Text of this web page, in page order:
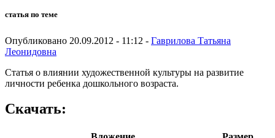
статья по теме
Опубликовано 20.09.2012 - 11:12 - Гаврилова Татьяна
Леонидовна
Статья о влиянии художественной культуры на развитие
личности ребенка дошкольного возраста.
Скачать: